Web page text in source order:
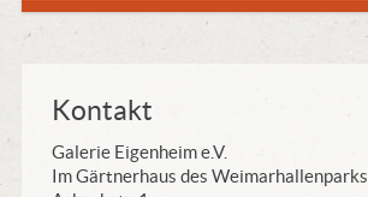
Kontakt
Galerie Eigenheim e.V.
Im Gärtnerhaus des Weimarhallenparks